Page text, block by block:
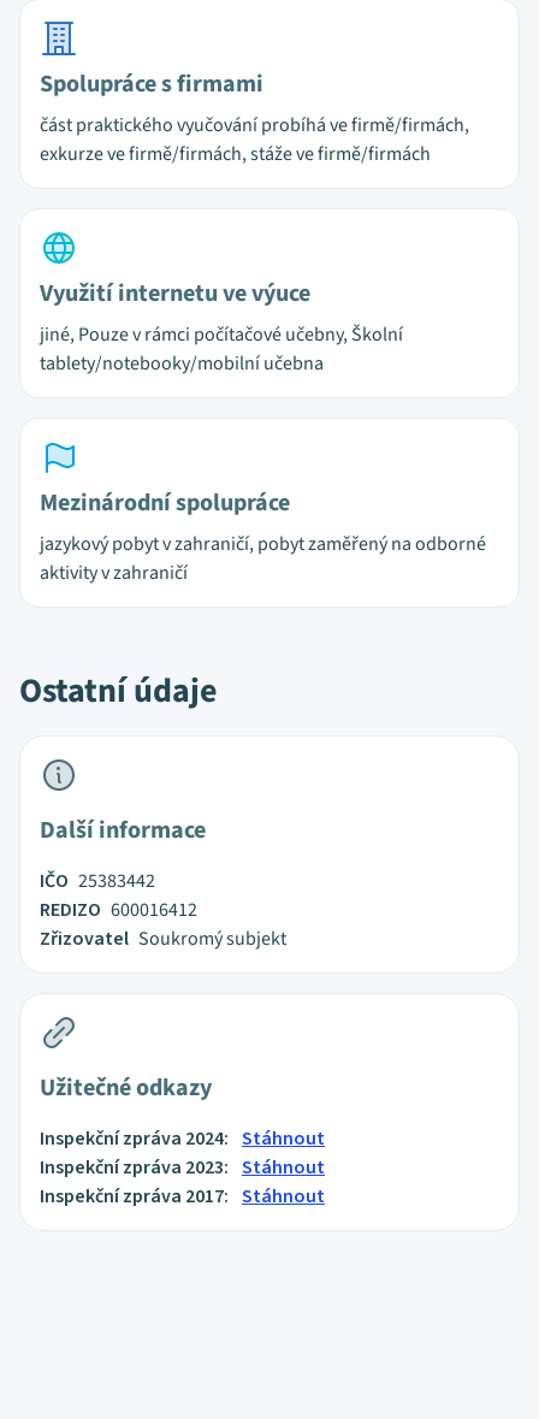
Spolupráce s firmami
část praktického vyučování probíhá ve firmě/firmách,
exkurze ve firmě/firmách, stáže ve firmě/firmách
Využití internetu ve výuce
jiné, Pouze v rámci počítačové učebny, Školní
tablety/notebooky/mobilní učebna
Mezinárodní spolupráce
jazykový pobyt v zahraničí, pobyt zaměřený na odborné
aktivity v zahraničí
Ostatní údaje
Další informace
IČO 25383442
REDIZO 600016412
Zřizovatel Soukromý subjekt
Užitečné odkazy
Inspekční zpráva 2024: Stáhnout
Inspekční zpráva 2023: Stáhnout
Inspekční zpráva 2017: Stáhnout